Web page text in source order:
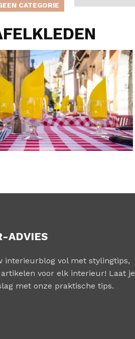
CATEGORIE
ADVIES
interieurblog vol met stylingtips,
voor elk interieur! Laat je
met onze praktische tips.